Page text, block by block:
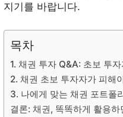
지기를 바랍니다.
목차
1. 채권 투자 Q&A: 초보 투
2. 채권 초보 투자자가 피해
3. 나에게 맞는 채권 포트폴
결론: 채권, 똑똑하게 활용